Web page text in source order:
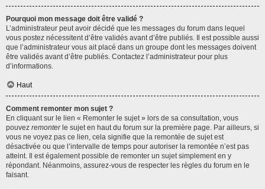
Pourquoi mon message doit être validé ?
L’administrateur peut avoir décidé que les messages du forum dans lequel
vous postez nécessitent d’être validés avant d’être publiés. Il est possible aussi
que l’administrateur vous ait placé dans un groupe dont les messages doivent
être validés avant d’être publiés. Contactez l’administrateur pour plus
d’informations.
Haut
Comment remonter mon sujet ?
En cliquant sur le lien « Remonter le sujet » lors de sa consultation, vous
pouvez remonterle sujet en haut du forum sur la première page. Par ailleurs, si
vous ne voyez pas ce lien, cela signifie que la remontée de sujet est
désactivée ou que l’intervalle de temps pour autoriser la remontée n’est pas
atteint. Il est également possible de remonter un sujet simplement en y
répondant. Néanmoins, assurez-vous de respecter les règles du forum en le
faisant.